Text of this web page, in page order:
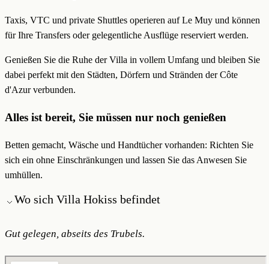
Taxis, VTC und private Shuttles operieren auf Le Muy und können
für Ihre Transfers oder gelegentliche Ausflüge reserviert werden.
Genießen Sie die Ruhe der Villa in vollem Umfang und bleiben Sie
dabei perfekt mit den Städten, Dörfern und Stränden der Côte
d'Azur verbunden.
Alles ist bereit, Sie müssen nur noch genießen
Betten gemacht, Wäsche und Handtücher vorhanden: Richten Sie
sich ein ohne Einschränkungen und lassen Sie das Anwesen Sie
umhüllen.
Wo sich Villa Hokiss befindet
Gut gelegen, abseits des Trubels.